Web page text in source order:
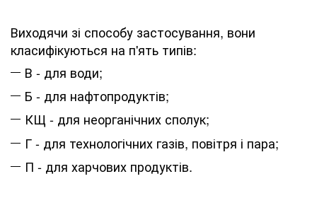
Виходячи зі способу застосування, вони
класифікуються на п'ять типів:
В - для води;
Б - для нафтопродуктів;
КЩ - для неорганічних сполук;
Г - для технологічних газів, повітря і пара;
П - для харчових продуктів.